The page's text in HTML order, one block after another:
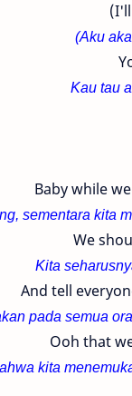
(Aku
Kau tau
Baby while
sementara kita
We
Kita
And tell
pada semua
Ooh that
kita